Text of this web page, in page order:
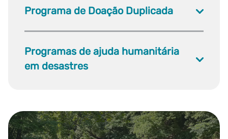
Programa de Doação Duplicada
Programas de ajuda humanitária
em desastres